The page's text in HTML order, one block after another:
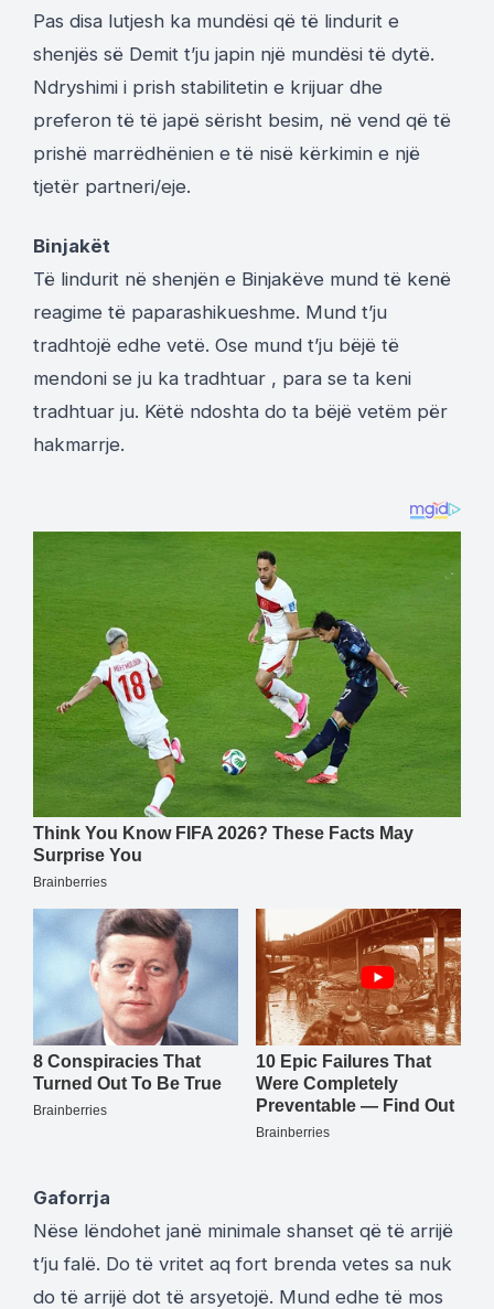
Pas disa lutjesh ka mundësi që të lindurit e
shenjës së Demit t’ju japin një mundësi të dytë.
Ndryshimi i prish stabilitetin e krijuar dhe
preferon të të japë sërisht besim, në vend që të
prishë marrëdhënien e të nisë kërkimin e një
tjetër partneri/eje.
Binjakët
Të lindurit në shenjën e Binjakëve mund të kenë
reagime të paparashikueshme. Mund t’ju
tradhtojë edhe vetë. Ose mund t’ju bëjë të
mendoni se ju ka tradhtuar , para se ta keni
tradhtuar ju. Këtë ndoshta do ta bëjë vetëm për
hakmarrje.
Gaforrja
Nëse lëndohet janë minimale shanset që të arrijë
t’ju falë. Do të vritet aq fort brenda vetes sa nuk
do të arrijë dot të arsyetojë. Mund edhe të mos